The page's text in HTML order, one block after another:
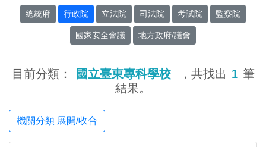
總統府 行政院 立法院 司法院 考試院 監察院
國家安全會議 地方政府/議會
目前分類： 國立臺東專科學校 ，共找出 1 筆
結果。
機關分類 展開/收合